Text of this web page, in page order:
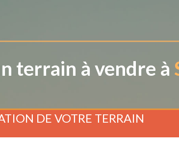
terrain à vendre à
DE VOTRE TERRAIN